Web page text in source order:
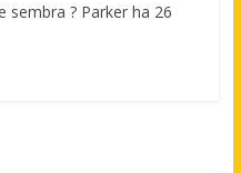
sembra ? Parker ha 26